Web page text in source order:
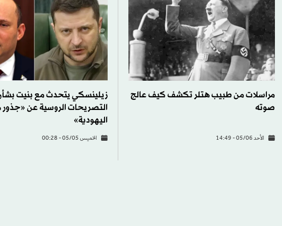
مراسلات من طبيب هتلر تكشف كيف عالج
صوته
الأحد 05/06 - 14:49
زيلينسكي يتحدث مع بنيت
التصريحات الروسية عن «جذور
اليهودية»
الخميس 05/05 - 00:28